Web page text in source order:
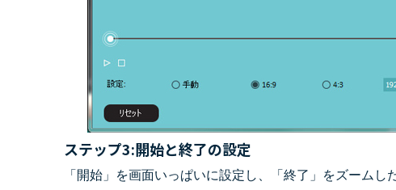
ステップ3:開始と終了の設定
「開始」を画面いっぱいに設定し、「終了」をズーム